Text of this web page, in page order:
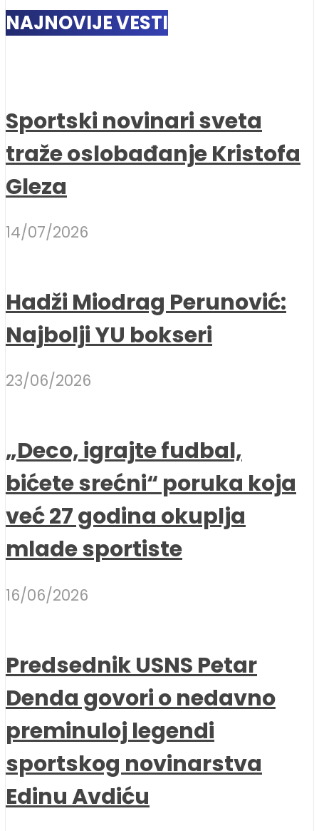
NAJNOVIJE VESTI
Sportski novinari sveta
traže oslobađanje Kristofa
Gleza
14/07/2026
Hadži Miodrag Perunović:
Najbolji YU bokseri
23/06/2026
„Deco, igrajte fudbal,
bićete srećni“ poruka koja
već 27 godina okuplja
mlade sportiste
16/06/2026
Predsednik USNS Petar
Denda govori o nedavno
preminuloj legendi
sportskog novinarstva
Edinu Avdiću